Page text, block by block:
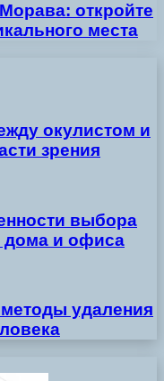
откройте
места
окулистом и
зрения
выбора
дома и офиса
удаления